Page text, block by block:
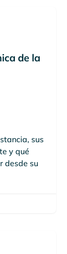
de la
sus
y qué
desde su